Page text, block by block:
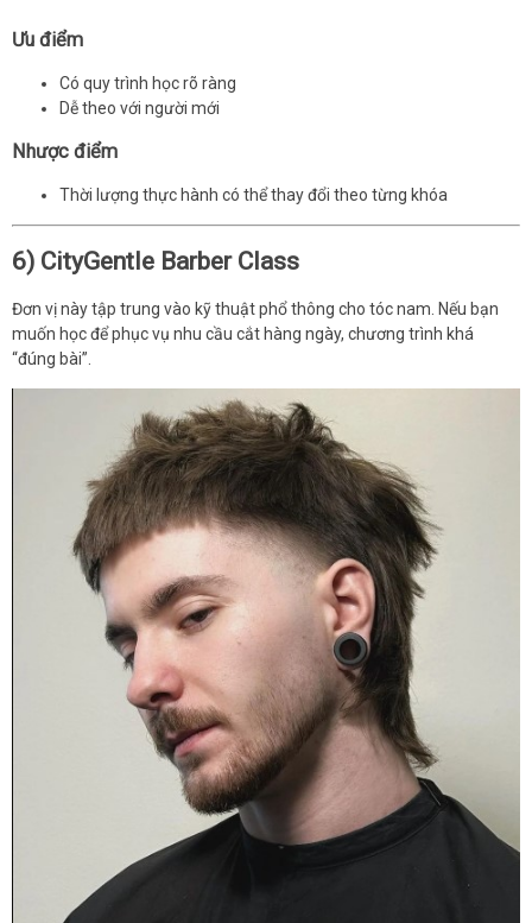
Ưu điểm
Có quy trình học rõ ràng
Dễ theo với người mới
Nhược điểm
Thời lượng thực hành có thể thay đổi theo từng khóa
6) CityGentle Barber Class
Đơn vị này tập trung vào kỹ thuật phổ thông cho tóc nam. Nếu bạn
muốn học để phục vụ nhu cầu cắt hàng ngày, chương trình khá
“đúng bài”.